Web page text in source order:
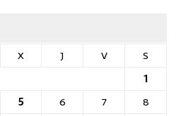
X J V
S
1
5 6 7
8